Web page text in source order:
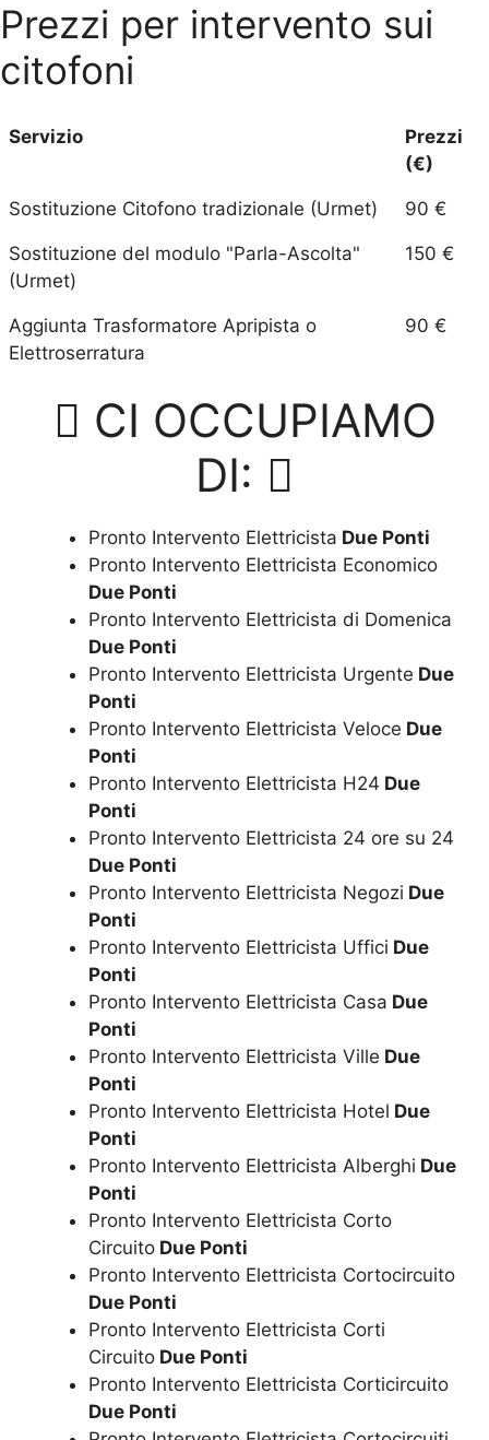
Prezzi per intervento sui
citofoni
Servizio
Prezzi
(€)
Sostituzione Citofono tradizionale (Urmet) 90 €
Sostituzione del modulo "Parla-Ascolta"
(Urmet)
150 €
Aggiunta Trasformatore Apripista o
Elettroserratura
90 €
CI OCCUPIAMO
DI:
Pronto Intervento Elettricista Due Ponti
Pronto Intervento Elettricista Economico
Due Ponti
Pronto Intervento Elettricista di Domenica
Due Ponti
Pronto Intervento Elettricista Urgente Due
Ponti
Pronto Intervento Elettricista Veloce Due
Ponti
Pronto Intervento Elettricista H24 Due
Ponti
Pronto Intervento Elettricista 24 ore su 24
Due Ponti
Pronto Intervento Elettricista Negozi Due
Ponti
Pronto Intervento Elettricista Uffici Due
Ponti
Pronto Intervento Elettricista Casa Due
Ponti
Pronto Intervento Elettricista Ville Due
Ponti
Pronto Intervento Elettricista Hotel Due
Ponti
Pronto Intervento Elettricista Alberghi Due
Ponti
Pronto Intervento Elettricista Corto
Circuito Due Ponti
Pronto Intervento Elettricista Cortocircuito
Due Ponti
Pronto Intervento Elettricista Corti
Circuito Due Ponti
Pronto Intervento Elettricista Corticircuito
Due Ponti